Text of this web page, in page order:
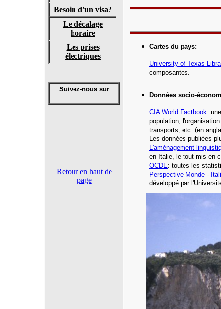
Besoin d'un visa?
Le décalage
horaire
Les prises
électriques
Suivez-nous sur
Retour en haut de
page
Cartes du pays:
University of Texas
composantes.
Données socio-
CIAWorld Factbook:
population,
transports, etc. (en
Les données publiées
L'aménagement
en Italie, le tout mis en
OCDE: toutes les
Perspective Monde -
développé par